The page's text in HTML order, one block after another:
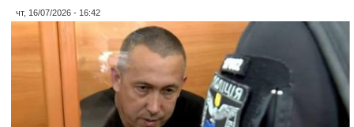
чт, 16/07/2026 - 16:42